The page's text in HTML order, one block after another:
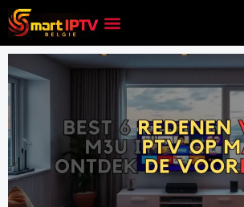
Skip
to
content